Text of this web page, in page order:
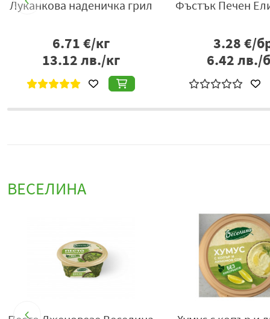
Coca Cola 2х1,5 л
3.20€/бр
6.26лв./бр
Газ. Напитка
1.70 €/
3.32лв./
ВЕСЕЛИНА